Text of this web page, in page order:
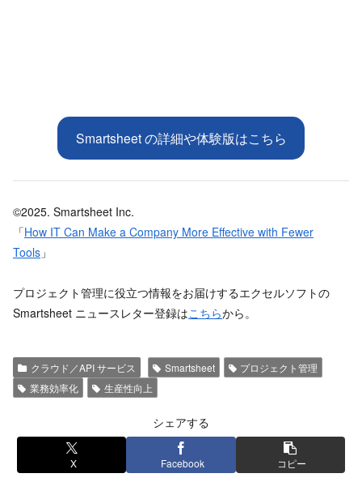
Smartsheet の詳細や体験版はこちら
©2025. Smartsheet Inc.
「How IT Can Make a Company More Effective with Fewer
Tools 」
プロジェクト管理に役立つ情報をお届けするエクセルソフトの
Smartsheet ニュースレター登録はこちらから。
クラウド／API サービス Smartsheet
プロジェクト管理
業務効率化
生産性向上
シェアする
X Facebook コピー